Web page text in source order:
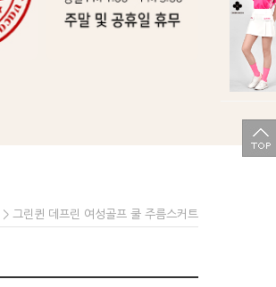
> 그린퀸 데프린 여성골프 쿨 주름스커트